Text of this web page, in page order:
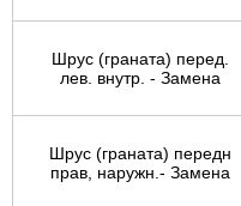
Шрус (граната) перед.
лев. внутр. - Замена
Шрус (граната) передн
прав, наружн.- Замена